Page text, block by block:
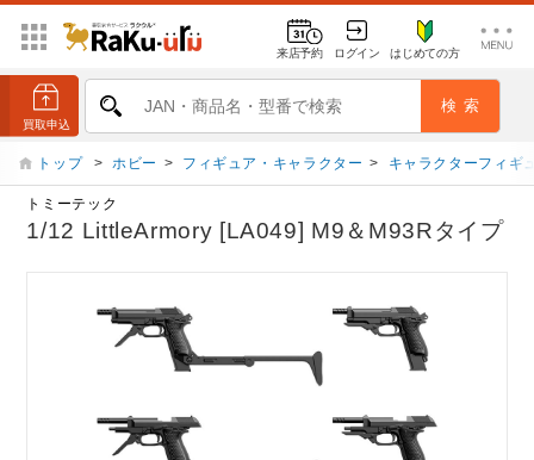
来店予約 ログイン はじめての方
トップ > ホビー > フィギュア・キャラクター > キャラクターフィギ
トミーテック
1/12 LittleArmory [LA049] M9＆M93Rタイプ